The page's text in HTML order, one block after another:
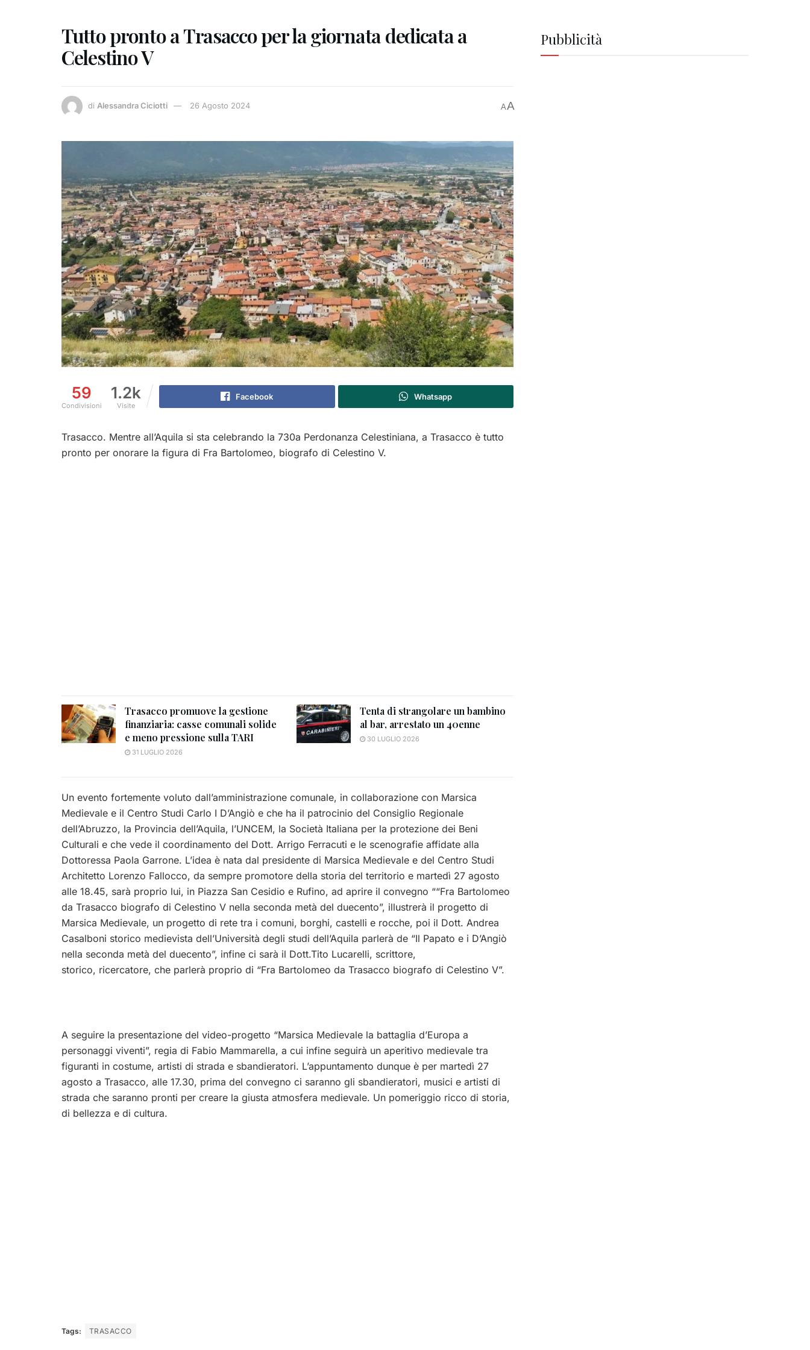
Tutto pronto a Trasacco per la giornata dedicata a
Celestino V
di Alessandra Ciciotti 26 Agosto 2024 AA
59
Condivisioni
1.2k
Visite
Facebook Whatsapp
Trasacco. Mentre all’Aquila si sta celebrando la 730a Perdonanza Celestiniana, a Trasacco è tutto
pronto per onorare la figura di Fra Bartolomeo, biografo di Celestino V.
Trasacco promuove la gestione
finanziaria: casse comunali solide
e meno pressione sulla TARI
31 LUGLIO 2026
Tenta di strangolare un bambino
al bar, arrestato un 40enne
30 LUGLIO 2026
Un evento fortemente voluto dall’amministrazione comunale, in collaborazione con Marsica
Medievale e il Centro Studi Carlo I D’Angiò e che ha il patrocinio del Consiglio Regionale
dell’Abruzzo, la Provincia dell’Aquila, l’UNCEM, la Società Italiana per la protezione dei Beni
Culturali e che vede il coordinamento del Dott. Arrigo Ferracuti e le scenografie affidate alla
Dottoressa Paola Garrone. L’idea è nata dal presidente di Marsica Medievale e del Centro Studi
Architetto Lorenzo Fallocco, da sempre promotore della storia del territorio e martedì 27 agosto
alle 18.45, sarà proprio lui, in Piazza San Cesidio e Rufino, ad aprire il convegno ““Fra Bartolomeo
da Trasacco biografo di Celestino V nella seconda metà del duecento”, illustrerà il progetto di
Marsica Medievale, un progetto di rete tra i comuni, borghi, castelli e rocche, poi il Dott. Andrea
Casalboni storico medievista dell’Università degli studi dell’Aquila parlerà de “Il Papato e i D’Angiò
nella seconda metà del duecento”, infine ci sarà il Dott.Tito Lucarelli, scrittore,
storico, ricercatore, che parlerà proprio di “Fra Bartolomeo da Trasacco biografo di Celestino V”.
A seguire la presentazione del video-progetto “Marsica Medievale la battaglia d’Europa a
personaggi viventi”, regia di Fabio Mammarella, a cui infine seguirà un aperitivo medievale tra
figuranti in costume, artisti di strada e sbandieratori. L’appuntamento dunque è per martedì 27
agosto a Trasacco, alle 17.30, prima del convegno ci saranno gli sbandieratori, musici e artisti di
strada che saranno pronti per creare la giusta atmosfera medievale. Un pomeriggio ricco di storia,
di bellezza e di cultura.
Tags: TRASACCO
Pubblicità